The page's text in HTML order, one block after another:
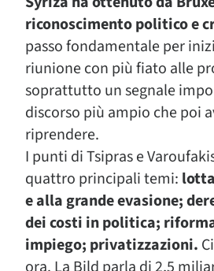
riconoscimento politico e
passo fondamentale per
riunione con più fiato alle
soprattutto un segnale
discorso più ampio che poi
riprendere.
I punti di Tsipras e
quattro principali temi:
e alla grande evasione;
dei costi in politica;
impiego; privatizzazioni.